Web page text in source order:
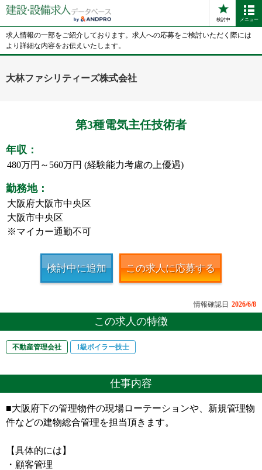
検討中 メニュー
求人情報の一部をご紹介しております。求人への応募をご検討いただく際には
より詳細な内容をお伝えいたします。
大林ファシリティーズ株式会社
第3種電気主任技術者
年収：
480万円～560万円 (経験能力考慮の上優遇)
勤務地：
大阪府大阪市中央区
大阪市中央区
※マイカー通勤不可
検討中に追加 この求人に応募する
情報確認日 2026/6/8
この求人の特徴
不動産管理会社 1級ボイラー技士
仕事内容
■大阪府下の管理物件の現場ローテーションや、新規管理物
件などの建物総合管理を担当頂きます。
【具体的には】
・顧客管理